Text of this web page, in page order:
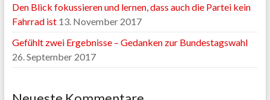
Den Blick fokussieren und lernen, dass auch die Partei kein
Fahrrad ist 13. November 2017
Gefühlt zwei Ergebnisse – Gedanken zur Bundestagswahl
26. September 2017